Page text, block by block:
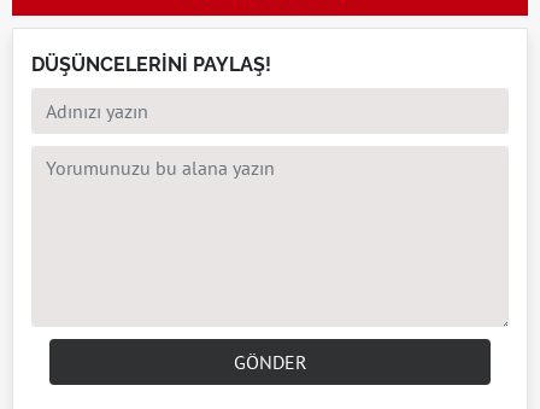
DÜŞÜNCELERİNİ PAYLAŞ!
GÖNDER